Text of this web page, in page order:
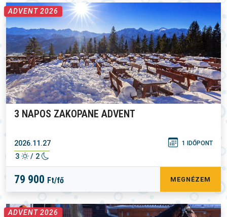
ADVENT 2026
3 NAPOS ZAKOPANE ADVENT
2026.11.27 1 IDŐPONT
3 / 2
79 900 Ft/fő MEGNÉZEM
ADVENT 2026